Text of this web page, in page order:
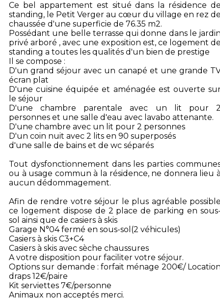
Ce bel appartement est situé dans la résidence
standing, le Petit Verger au cœur du village en rez
chaussée d'une superficie de 76.35 m2.
Possédant une belle terrasse qui donne dans le
privé arboré , avec une exposition est, ce logement
standing a toutes les qualités d'un bien de prestige
Il se compose :
D'un grand séjour avec un canapé et une grande
écran plat
D'une cuisine équipée et aménagée est ouverte
le séjour
D'une chambre parentale avec un lit pour
personnes et une salle d'eau avec lavabo attenante.
D'une chambre avec un lit pour 2 personnes
D'un coin nuit avec 2 lits en 90 superposés
d'une salle de bains et de wc séparés
Tout dysfonctionnement dans les parties
ou à usage commun à la résidence, ne donnera lieu
aucun dédommagement.
Afin de rendre votre séjour le plus agréable
ce logement dispose de 2 place de parking en
sol ainsi que de casiers à skis
Garage N°04 fermé en sous-sol(2 véhicules)
Casiers à skis C3+C4
Casiers à skis avec sèche chaussures
A votre disposition pour faciliter votre séjour.
Options sur demande : forfait ménage 200€/
draps 12€/paire
Kit serviettes 7€/personne
Animaux non acceptés merci.